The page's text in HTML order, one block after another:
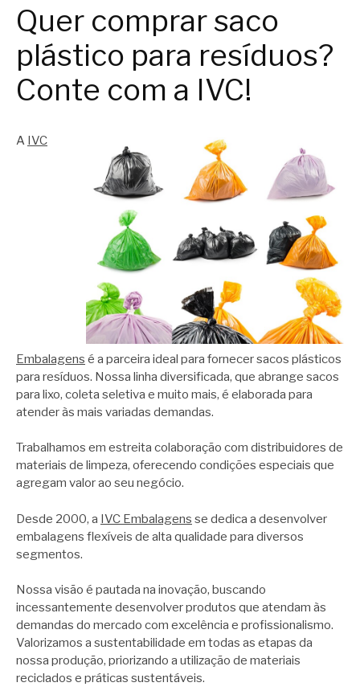
Quer comprar saco
plástico para resíduos?
Conte com a IVC!
A IVC
Embalagens é a parceira ideal para fornecer sacos plásticos
para resíduos. Nossa linha diversificada, que abrange sacos
para lixo, coleta seletiva e muito mais, é elaborada para
atender às mais variadas demandas.
Trabalhamos em estreita colaboração com distribuidores de
materiais de limpeza, oferecendo condições especiais que
agregam valor ao seu negócio.
Desde 2000, a IVC Embalagens se dedica a desenvolver
embalagens flexíveis de alta qualidade para diversos
segmentos.
Nossa visão é pautada na inovação, buscando
incessantemente desenvolver produtos que atendam às
demandas do mercado com excelência e profissionalismo.
Valorizamos a sustentabilidade em todas as etapas da
nossa produção, priorizando a utilização de materiais
reciclados e práticas sustentáveis.